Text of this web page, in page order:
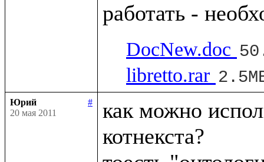
DocNew.doc
libretto.rar
Юрий
#
20 мая 2011
как можно
котнекста?